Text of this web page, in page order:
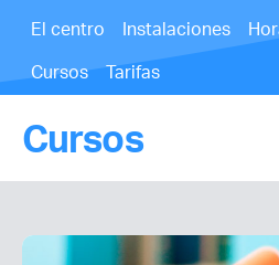
El centro Instalaciones
Cursos
Tarifas
Cursos